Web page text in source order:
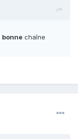
bonne chaîne